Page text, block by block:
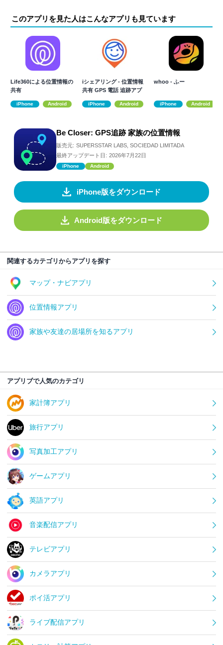
このアプリを見た人はこんなアプリも見ています
Life360による位置情報の
共有
iPhone Android
iシェアリング - 位置情報
共有 GPS 電話 追跡アプ
iPhone Android
whoo - ふー
iPhone Android
Be Closer: GPS追跡 家族の位置情報
販売元: SUPERSSTAR LABS, SOCIEDAD LIMITADA
最終アップデート日: 2026年7月22日
iPhone Android
iPhone版をダウンロード
Android版をダウンロード
関連するカテゴリからアプリを探す
マップ・ナビアプリ
位置情報アプリ
家族や友達の居場所を知るアプリ
アプリブで人気のカテゴリ
家計簿アプリ
旅行アプリ
写真加工アプリ
ゲームアプリ
英語アプリ
音楽配信アプリ
テレビアプリ
カメラアプリ
ポイ活アプリ
ライブ配信アプリ